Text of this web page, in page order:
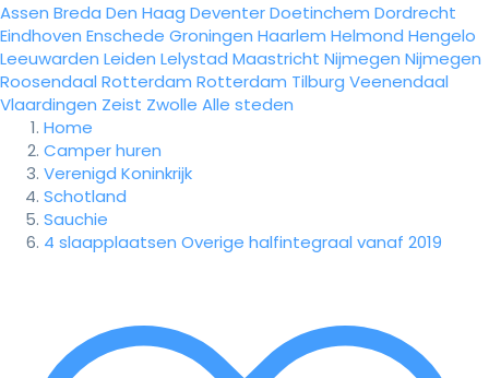
Assen Breda Den Haag DeventerDoetinchem Dordrecht
Eindhoven Enschede Groningen Haarlem Helmond Hengelo
Leeuwarden Leiden Lelystad Maastricht Nijmegen Nijmegen
Roosendaal Rotterdam Rotterdam Tilburg Veenendaal
Vlaardingen Zeist Zwolle Alle steden
Home
Camper huren
Verenigd Koninkrijk
Schotland
Sauchie
4 slaapplaatsen Overige halfintegraal vanaf 2019